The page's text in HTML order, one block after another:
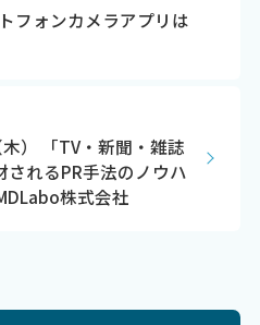
フォンカメラアプリは
） 「TV・新聞・雑誌
れるPR手法のノウハ
株式会社